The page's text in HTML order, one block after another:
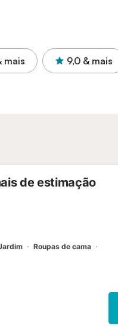
mais 9,0 & mais
de estimação
Roupas de cama